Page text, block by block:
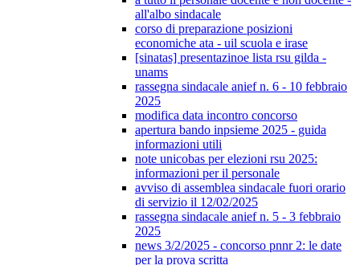
all'albo sindacale
corso di preparazione posizioni
economiche ata - uil scuola e irase
[sinatas] presentazinoe lista rsu gilda -
unams
rassegna sindacale anief n. 6 - 10 febbraio
2025
modifica data incontro concorso
apertura bando inpsieme 2025 - guida
informazioni utili
note unicobas per elezioni rsu 2025:
informazioni per il personale
avviso di assemblea sindacale fuori orario
di servizio il 12/02/2025
rassegna sindacale anief n. 5 - 3 febbraio
2025
news 3/2/2025 - concorso pnnr 2: le date
per la prova scritta